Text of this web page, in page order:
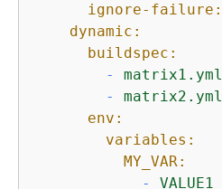
ignore-failure:
dynamic:
buildspec:
-
matrix1.yml
-
matrix2.yml
env:
variables:
MY_VAR:
-
VALUE1